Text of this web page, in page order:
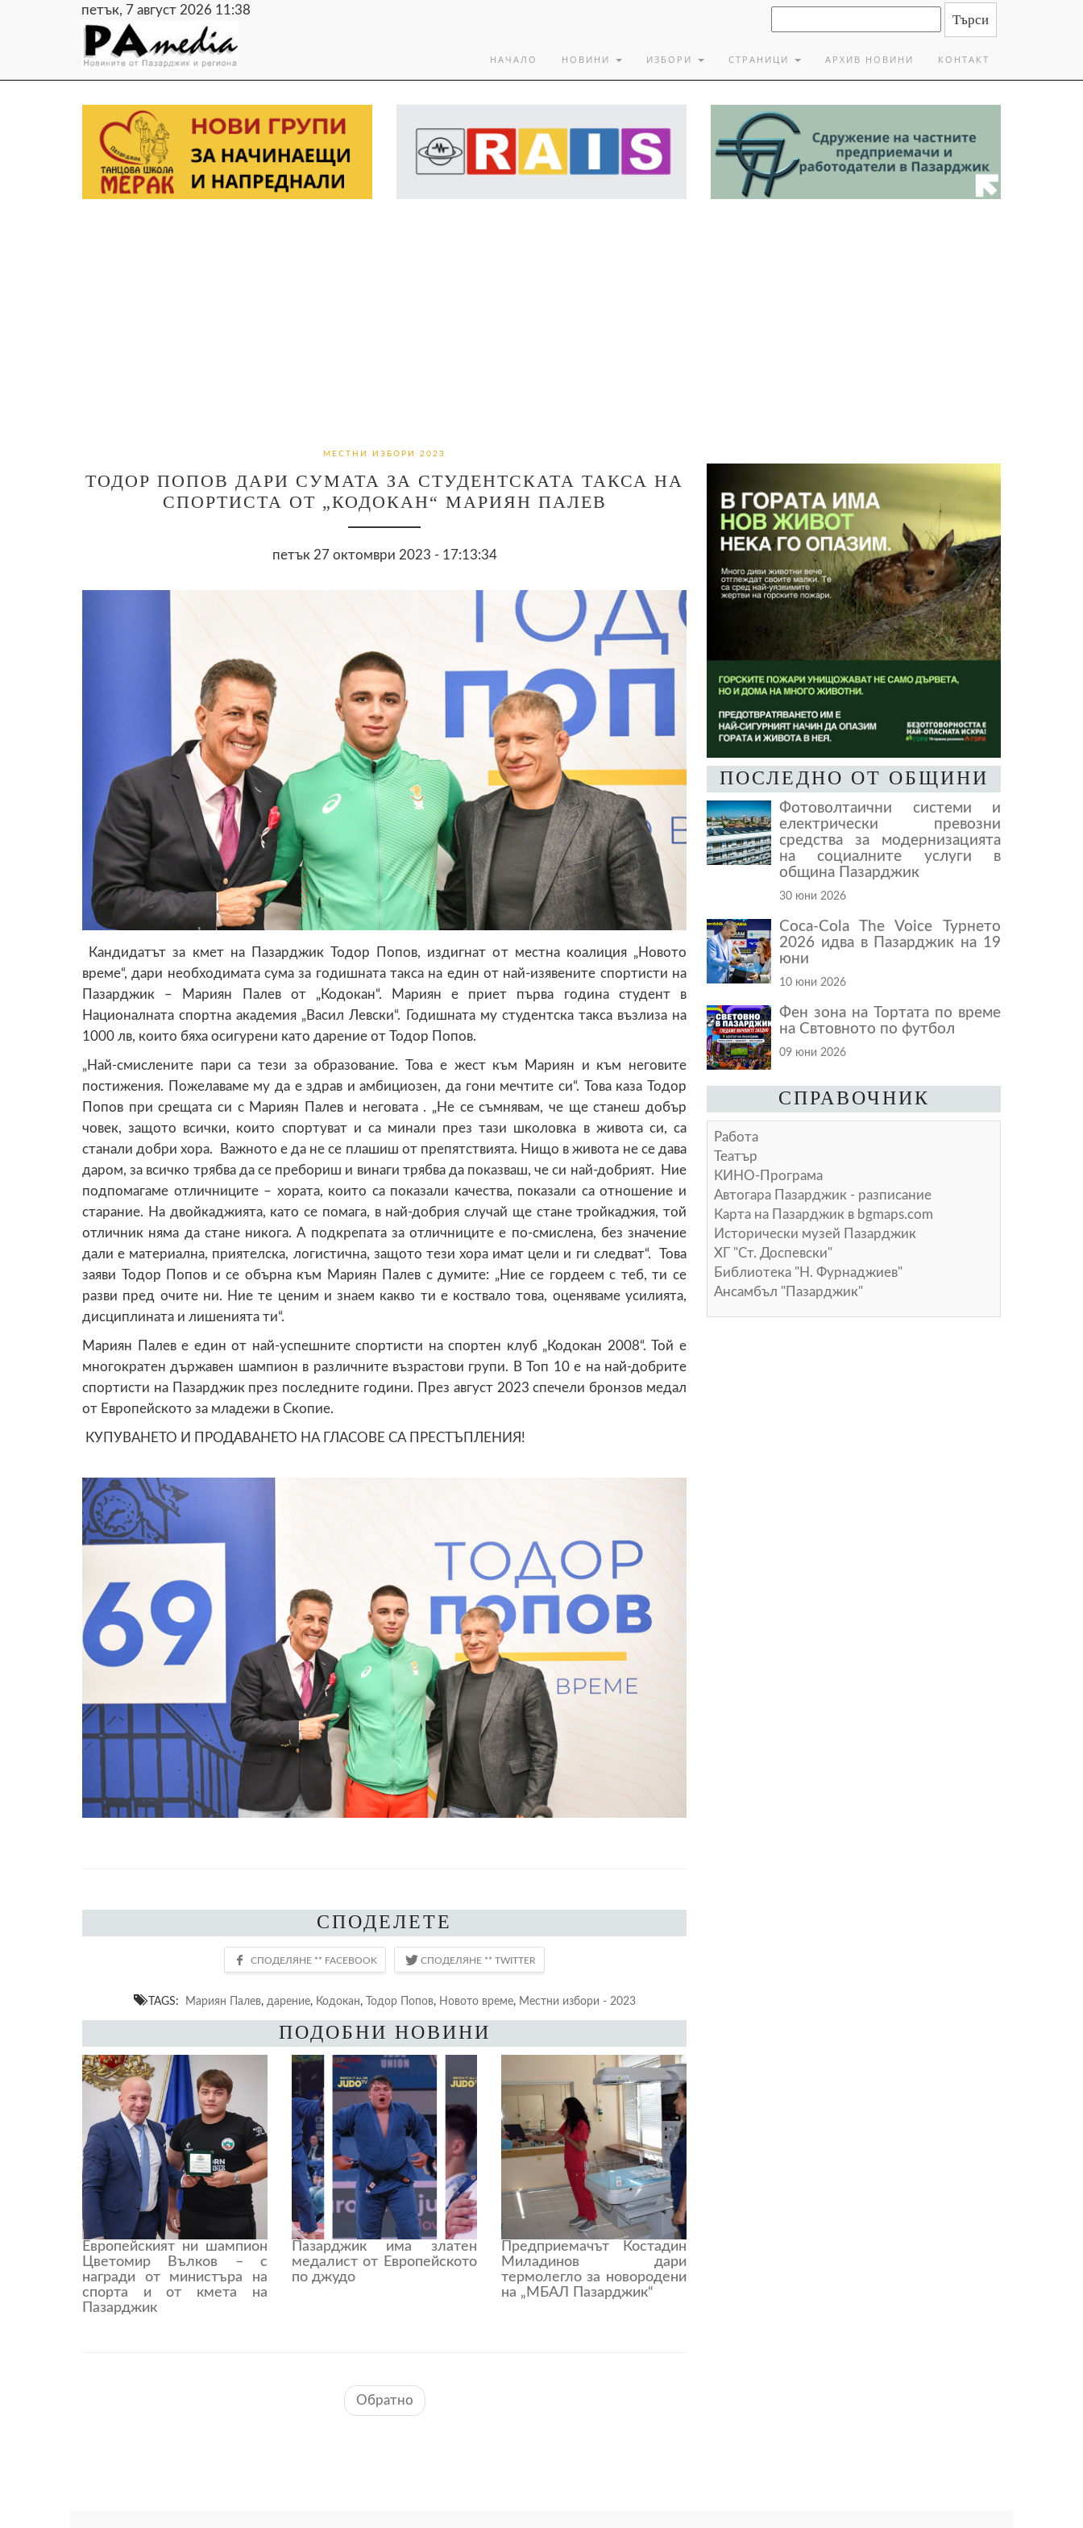
петък, 7 август 2026 11:38
НАЧАЛО НОВИНИ ИЗБОРИ СТРАНИЦИ АРХИВ НОВИНИ КОНТАКТ
МЕСТНИ ИЗБОРИ 2023
ТОДОР ПОПОВ ДАРИ СУМАТА ЗА СТУДЕНТСКАТА ТАКСА НА
СПОРТИСТА ОТ „КОДОКАН“ МАРИЯН ПАЛЕВ
петък 27 октомври 2023 - 17:13:34
Кандидатът за кмет на Пазарджик Тодор Попов, издигнат от местна коалиция „Новото
време“, дари необходимата сума за годишната такса на един от най-изявените спортисти на
Пазарджик – Мариян Палев от „Кодокан“. Мариян е приет първа година студент в
Националната спортна академия „Васил Левски“. Годишната му студентска такса възлиза на
1000 лв, които бяха осигурени като дарение от Тодор Попов.
„Най-смислените пари са тези за образование. Това е жест към Мариян и към неговите
постижения. Пожелаваме му да е здрав и амбициозен, да гони мечтите си“. Това каза Тодор
Попов при срещата си с Мариян Палев и неговата . „Не се съмнявам, че ще станеш добър
човек, защото всички, които спортуват и са минали през тази школовка в живота си, са
станали добри хора. Важното е да не се плашиш от препятствията. Нищо в живота не се дава
даром, за всичко трябва да се пребориш и винаги трябва да показваш, че си най-добрият. Ние
подпомагаме отличниците – хората, които са показали качества, показали са отношение и
старание. На двойкаджията, като се помага, в най-добрия случай ще стане тройкаджия, той
отличник няма да стане никога. А подкрепата за отличниците е по-смислена, без значение
дали е материална, приятелска, логистична, защото тези хора имат цели и ги следват“. Това
заяви Тодор Попов и се обърна към Мариян Палев с думите: „Ние се гордеем с теб, ти се
разви пред очите ни. Ние те ценим и знаем какво ти е коствало това, оценяваме усилията,
дисциплината и лишенията ти“.
Мариян Палев е един от най-успешните спортисти на спортен клуб „Кодокан 2008“. Той е
многократен държавен шампион в различните възрастови групи. В Топ 10 е на най-добрите
спортисти на Пазарджик през последните години. През август 2023 спечели бронзов медал
от Европейското за младежи в Скопие.
КУПУВАНЕТО И ПРОДАВАНЕТО НА ГЛАСОВЕ СА ПРЕСТЪПЛЕНИЯ!
СПОДЕЛЕТЕ
TAGS: Мариян Палев, дарение, Кодокан, Тодор Попов, Новото време, Местни избори - 2023
ПОДОБНИ НОВИНИ
Европейският ни шампион
Цветомир Вълков – с
награди от министъра на
спорта и от кмета на
Пазарджик
Пазарджик има златен
медалист от Европейското
по джудо
Предприемачът Костадин
Миладинов дари
термолегло за новородени
на „МБАЛ Пазарджик“
Обратно
ПОСЛЕДНО ОТ ОБЩИНИ
Фотоволтаични системи и
електрически превозни
средства за модернизацията
на социалните услуги в
община Пазарджик
30 юни 2026
Coca-Cola The Voice Турнето
2026 идва в Пазарджик на 19
юни
10 юни 2026
Фен зона на Тортата по време
на Свтовното по футбол
09 юни 2026
СПРАВОЧНИК
Работа
Театър
КИНО-Програма
Автогара Пазарджик - разписание
Карта на Пазарджик в bgmaps.com
Исторически музей Пазарджик
ХГ "Ст. Доспевски"
Библиотека "Н. Фурнаджиев"
Ансамбъл "Пазарджик"